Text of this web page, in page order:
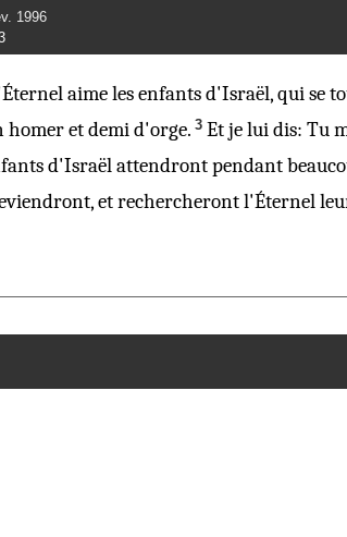
1996
aime les enfants d'Israël, qui se
homer et demi d'orge. 3Et je lui dis: Tu
d'Israël attendront pendant
et rechercheront l'Éternel